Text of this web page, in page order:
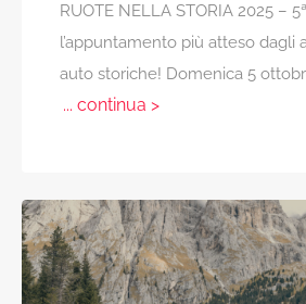
RUOTE NELLA STORIA 2025 –
l’appuntamento più atteso dagli
auto storiche! Domenica 5
... continua >